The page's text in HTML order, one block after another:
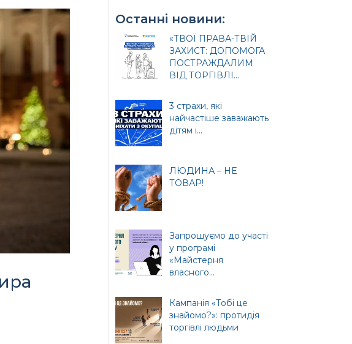
Останні новини:
«ТВОЇ ПРАВА-ТВІЙ
ЗАХИСТ: ДОПОМОГА
ПОСТРАЖДАЛИМ
ВІД ТОРГІВЛІ...
3 страхи, які
найчастіше заважають
дітям і...
ЛЮДИНА – НЕ
ТОВАР!
Запрошуємо до участі
у програмі
«Майстерня
власного...
Кампанія «Тобі це
знайомо?»: протидія
торгівлі людьми